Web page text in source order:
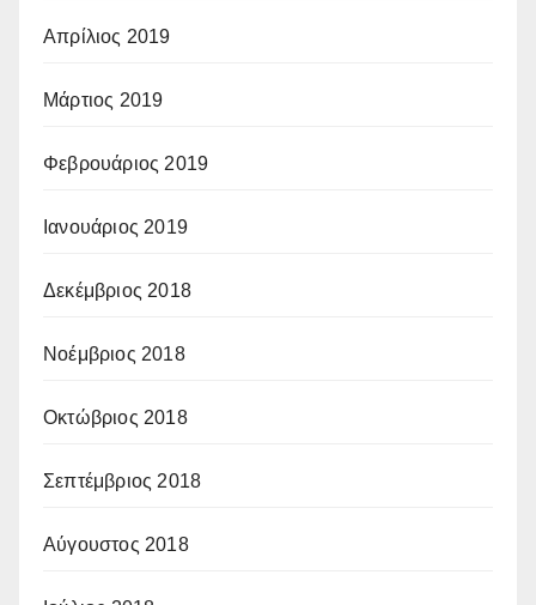
Απρίλιος 2019
Μάρτιος 2019
Φεβρουάριος 2019
Ιανουάριος 2019
Δεκέμβριος 2018
Νοέμβριος 2018
Οκτώβριος 2018
Σεπτέμβριος 2018
Αύγουστος 2018